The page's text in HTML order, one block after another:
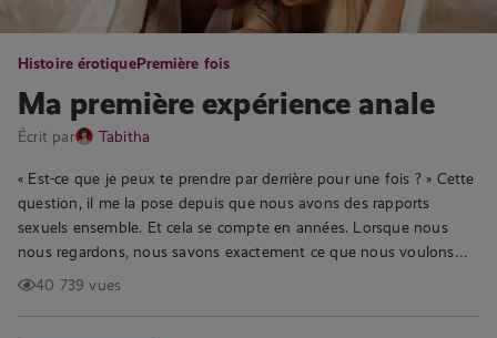
Histoire érotiquePremière fois
Ma première expérience anale
Écrit par Tabitha
« Est-ce que je peux te prendre par derrière pour une fois ? » Cette
question, il me la pose depuis que nous avons des rapports
sexuels ensemble. Et cela se compte en années. Lorsque nous
nous regardons, nous savons exactement ce que nous voulons…
40 739 vues